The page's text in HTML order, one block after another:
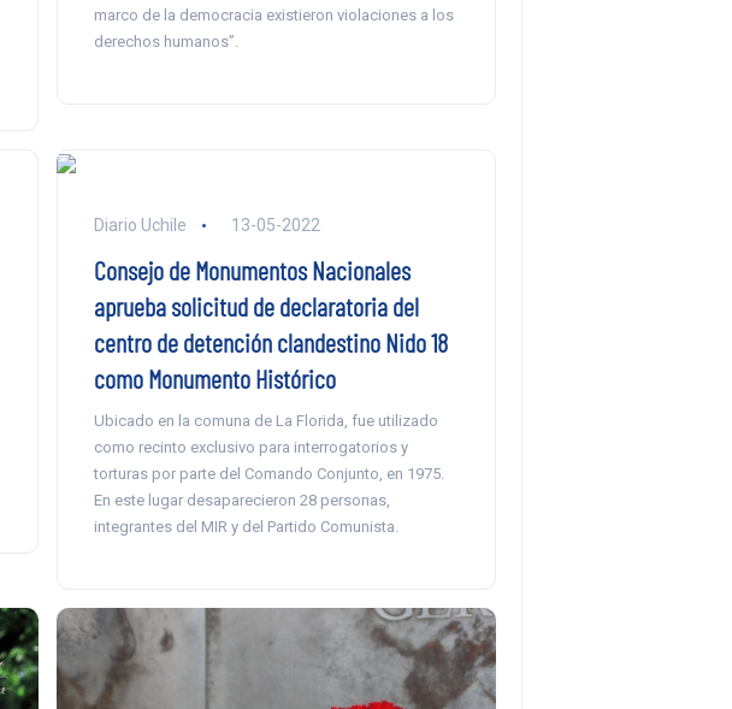
marco de la democracia existieron violaciones a los
derechos humanos”.
Diario Uchile 13-05-2022
Consejo de Monumentos Nacionales
aprueba solicitud de declaratoria del
centro de detención clandestino Nido 18
como Monumento Histórico
Ubicado en la comuna de La Florida, fue utilizado
como recinto exclusivo para interrogatorios y
torturas por parte del Comando Conjunto, en 1975.
En este lugar desaparecieron 28 personas,
integrantes del MIR y del Partido Comunista.